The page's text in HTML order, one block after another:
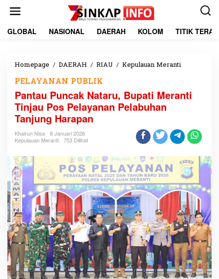
GLOBAL NASIONAL DAERAH KOLOM TITIK
Homepage / DAERAH / RIAU / Kepulauan Meranti
t
a
n
c
k
N
a
t
r
u
,
B
u
p
a
t
i
PELAYANAN PUBLIK
Pantau Puncak Nataru, Bupati Meranti
Tinjau Pos Pelayanan Pelabuhan
Tanjung Harapan
Khairun Nisa
8 Januari 2026
Kepulauan Meranti
753 Dilihat